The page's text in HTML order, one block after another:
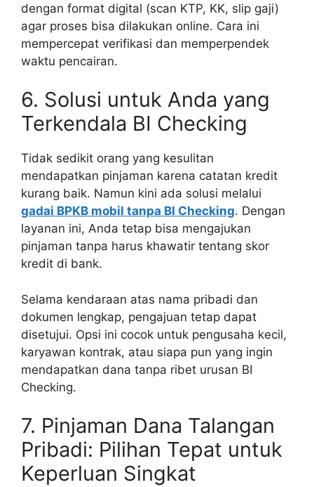
dengan format digital (scan KTP, KK, slip gaji)
agar proses bisa dilakukan online. Cara ini
mempercepat verifikasi dan memperpendek
waktu pencairan.
6. Solusi untuk Anda yang
Terkendala BI Checking
Tidak sedikit orang yang kesulitan
mendapatkan pinjaman karena catatan kredit
kurang baik. Namun kini ada solusi melalui
gadai BPKB mobil tanpa BI Checking. Dengan
layanan ini, Anda tetap bisa mengajukan
pinjaman tanpa harus khawatir tentang skor
kredit di bank.
Selama kendaraan atas nama pribadi dan
dokumen lengkap, pengajuan tetap dapat
disetujui. Opsi ini cocok untuk pengusaha kecil,
karyawan kontrak, atau siapa pun yang ingin
mendapatkan dana tanpa ribet urusan BI
Checking.
7. Pinjaman Dana Talangan
Pribadi: Pilihan Tepat untuk
Keperluan Singkat